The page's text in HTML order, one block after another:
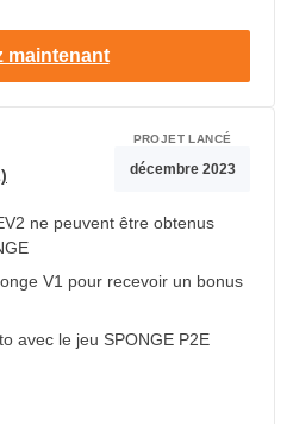
maintenant
ne peuvent être obtenus
V1 pour recevoir un bonus
avec le jeu SPONGE P2E
PROJET LANCÉ
décembre 2023